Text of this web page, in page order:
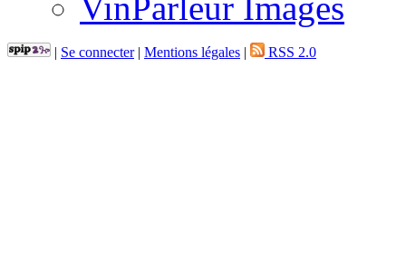
VinParleur Images
| Se connecter | Mentions légales | RSS 2.0